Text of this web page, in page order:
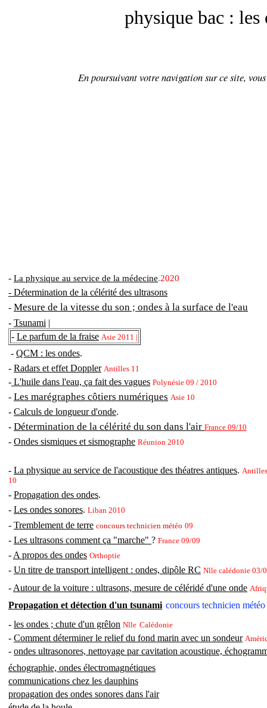
physique bac :
En poursuivant votre navigation sur ce site,
- La physique au service de la médecine.2020
- Détermination de la célérité des ultrasons
- Mesure de la vitesse du son ; ondes à la surface de l'eau
- Tsunami |
- Le parfum de la fraise Asie 2011 |
- QCM : les ondes.
- Radars et effet Doppler Antilles 11
- L'huile dans l'eau, ça fait des vagues Polynésie 09 / 2010
- Les marégraphes côtiers numériques Asie 10
- Calculs de longueur d'onde.
- Détermination de la célérité du son dans l'air France 09/10
- Ondes sismiques et sismographe Réunion 2010
- La physique au service de l'acoustique des théatres antiques. Antilles
10
- Propagation des ondes.
- Les ondes sonores. Liban 2010
- Tremblement de terre concours technicien météo 09
- Les ultrasons comment ça "marche" ? France 09/09
- A propos des ondes Orthoptie
- Un titre de transport intelligent : ondes, dipôle RC Nlle calédonie 03/
- Autour de la voiture : ultrasons, mesure de céléridé d'une onde
Propagation et détection d'un tsunami concours technicien
- les ondes ; chute d'un grêlon Nlle Calédonie
- Comment déterminer le relief du fond marin avec un sondeur
- ondes ultrasonores, nettoyage par cavitation acoustique,
échographie, ondes électromagnétiques
communications chez les dauphins
propagation des ondes sonores dans l'air